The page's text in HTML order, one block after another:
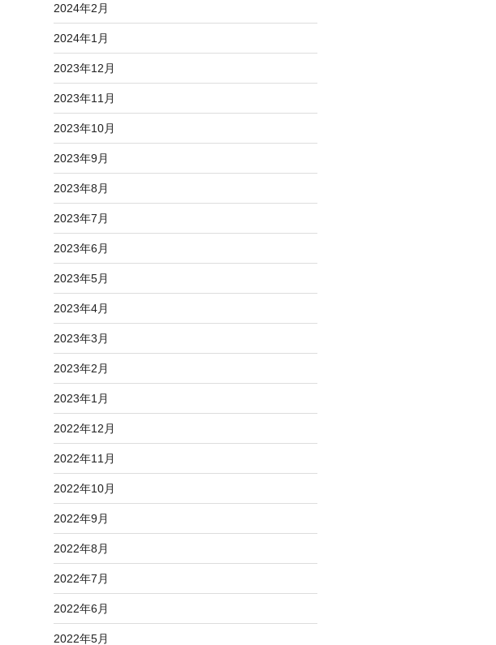
2024年2月
2024年1月
2023年12月
2023年11月
2023年10月
2023年9月
2023年8月
2023年7月
2023年6月
2023年5月
2023年4月
2023年3月
2023年2月
2023年1月
2022年12月
2022年11月
2022年10月
2022年9月
2022年8月
2022年7月
2022年6月
2022年5月